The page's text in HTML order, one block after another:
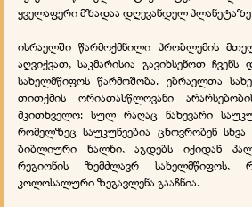
ყველაფერი მზადაა დღევანდელ
ისრაელში წარმოქმნილი პრობლემის
აღვიქვათ, საკმარისია გავიხსენოთ
სახელმწიფოს წარმოშობა. ებრაელთა
თითქმის ორიათასწლოვანი
მკითხველო: სულ რაღაც ნახევარი
რომელზეც საუკუნეებია ცხოვრობენ
ბიბლიური ხალხი, აგდებს იქიდან
რეგიონის ზემძლავრ სახელმწიფოს,
კოლოსალური ზეგავლენა გააჩნია.